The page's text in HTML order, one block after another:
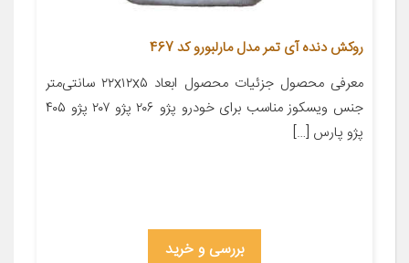
روکش دنده آی تمر مدل مارلبورو کد 467
معرفی محصول جزئیات محصول ابعاد ۲۲x۱۲x۵ سانتی‌متر
جنس ویسکوز مناسب برای خودرو پژو ۲۰۶ پژو ۲۰۷ پژو ۴۰۵
پژو پارس […]
بررسی و خرید